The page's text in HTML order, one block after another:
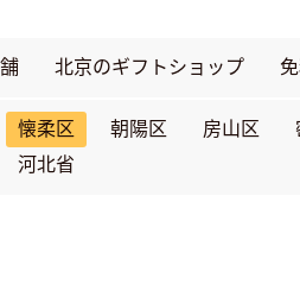
北京のギフトショップ
懐柔区 朝陽区 房山区
河北省